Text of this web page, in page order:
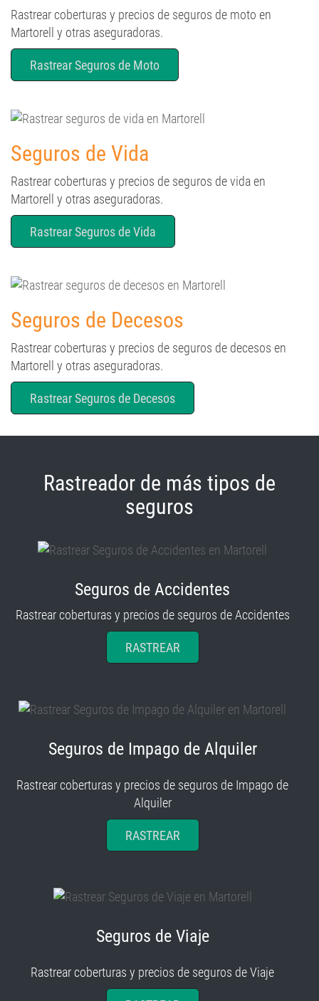
Rastrear coberturas y precios de seguros de moto en
Martorell y otras aseguradoras.
Rastrear Seguros de Moto
Seguros de Vida
Rastrear coberturas y precios de seguros de vida en
Martorell y otras aseguradoras.
Rastrear Seguros de Vida
Seguros de Decesos
Rastrear coberturas y precios de seguros de decesos en
Martorell y otras aseguradoras.
Rastrear Seguros de Decesos
Rastreador de más tipos de
seguros
Seguros de Accidentes
Rastrear coberturas y precios de seguros de Accidentes
RASTREAR
Seguros de Impago de Alquiler
Rastrear coberturas y precios de seguros de Impago de
Alquiler
RASTREAR
Seguros de Viaje
Rastrear coberturas y precios de seguros de Viaje